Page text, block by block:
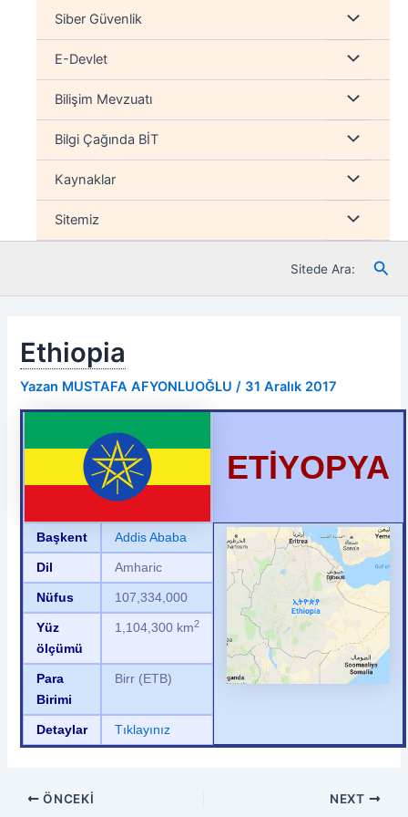
Siber Güvenlik Menu
düğmesi
E-Devlet Menu
düğmesi
Bilişim Mevzuatı Menu
düğmesi
Bilgi Çağında BİT Menu
düğmesi
Kaynaklar Menu
düğmesi
Sitemiz Menu
düğmesi
Sitede Ara:
Ethiopia
Yazan MUSTAFA AFYONLUOĞLU/ 31 Aralık 2017
ETİYOPYA
Başkent Addis Ababa
Dil Amharic
Nüfus 107,334,000
Yüz
ölçümü
1,104,300 km2
Para
Birimi
Birr (ETB)
Detaylar Tıklayınız
ÖNCEKI NEXT